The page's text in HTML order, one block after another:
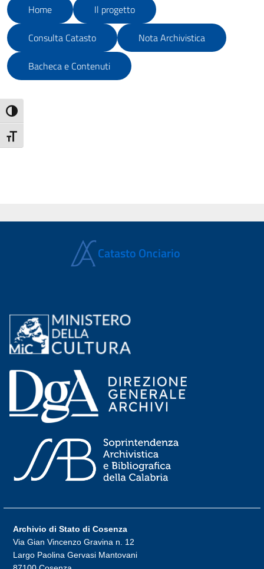
ATTIVA/DISATTIVA ALTO CONTRASTO
ATTIVA/DISATTIVA DIMENSIONE TESTO
Home
Il progetto
Consulta Catasto
Nota Archivistica
Bacheca e Contenuti
Catasto Onciario
Archivio di Stato di Cosenza
Via Gian Vincenzo Gravina n. 12
Largo Paolina Gervasi Mantovani